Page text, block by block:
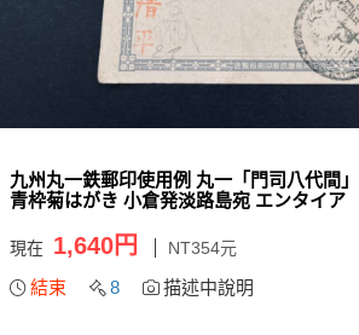
九州丸一鉄郵印使用例 丸一「門司八代間
青枠菊はがき 小倉発淡路島宛 エンタイア
現在 1,640円 NT354元
結束 8 描述中說明